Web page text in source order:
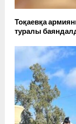
Тоқаевқа
туралы